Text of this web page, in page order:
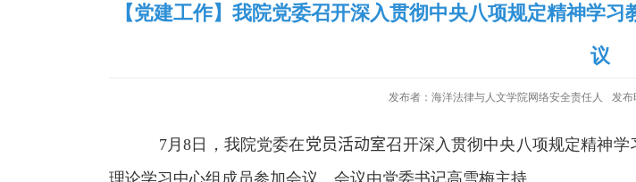
【党建工作】我院党委召开深入贯彻中央八项规定精神学
议
发布者：海洋法律与人文学院网络安全责任人 发布
7月8 日，我院党委在党员活动室召开深入贯彻中央八项规定精神学
理论学习中心组成员参加会议，会议由党委书记高雪梅主持。